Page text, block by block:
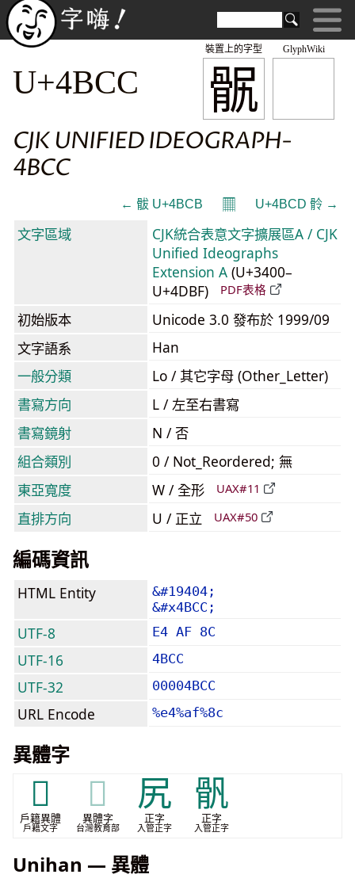
GlyphWiki
䯌
裝置上的字型
U+4BCC
CJK UNIFIED IDEOGRAPH-
4BCC
← 䯋 U+4BCB 𝄜 U+4BCD 䯍 →
文字區域
CJK統合表意文字擴展區A / CJK
Unified Ideographs
Extension A (U+3400–
U+4DBF)
PDF表格
初始版本
Unicode 3.0 發布於 1999/09
文字語系
Han
一般分類
Lo / 其它字母 (Other_Letter)
書寫方向
L / 左至右書寫
書寫鏡射
N / 否
組合類別
0 / Not_Reordered; 無
東亞寬度
W / 全形 UAX#11
直排方向 U / 正立 UAX#50
編碼資訊
HTML Entity
&#19404;
&#x4BCC;
UTF-8 E4 AF 8C
UTF-16 4BCC
UTF-32 00004BCC
URL Encode %e4%af%8c
異體字
𩩾
戶籍異體
戶籍文字
𩩾
異體字
台灣教育部
尻
正字
入管正字
骪
正字
入管正字
Unihan — 異體